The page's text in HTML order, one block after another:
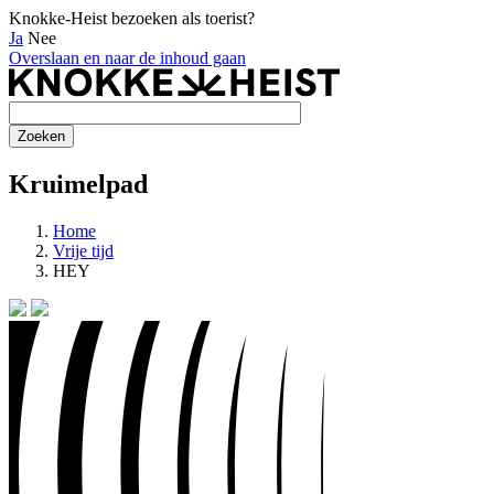
Knokke-Heist bezoeken als toerist?
Ja Nee
Overslaan en naar de inhoud gaan
Kruimelpad
Home
Vrije tijd
HEY